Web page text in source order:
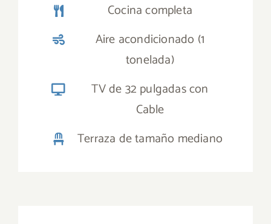
Cocina completa
Aire acondicionado (1
tonelada)
TV de 32 pulgadas con
Cable
Terraza de tamaño mediano